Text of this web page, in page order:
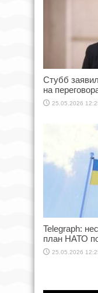
Стубб
на
25.05.2026
Telegraph:
план НАТО
25.05.2026